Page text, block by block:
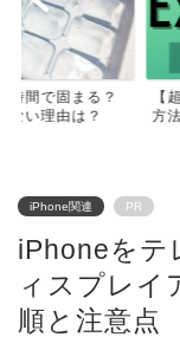
時間で固まる？
ない理由は？
【
方
iPhone関連 PR
iPhoneをテ
ィスプレイ
順と注意点